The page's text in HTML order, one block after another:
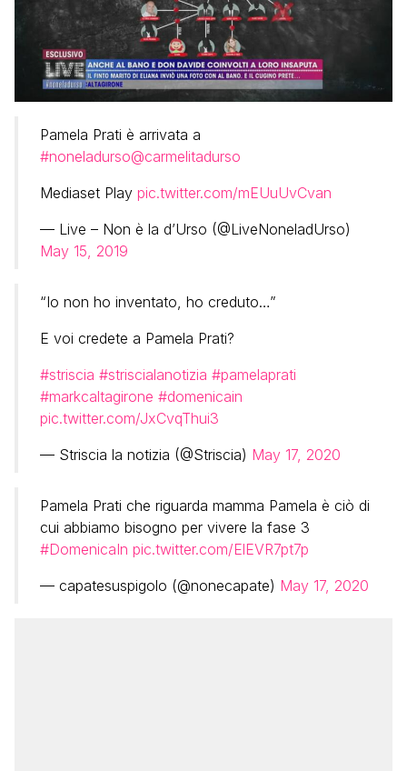
Pamela Prati è arrivata a
#noneladurso@carmelitadurso
Mediaset Play pic.twitter.com/mEUuUvCvan
— Live – Non è la d’Urso (@LiveNoneladUrso)
May 15, 2019
“Io non ho inventato, ho creduto…”
E voi credete a Pamela Prati?
#striscia #striscialanotizia #pamelaprati
#markcaltagirone #domenicain
pic.twitter.com/JxCvqThui3
— Striscia la notizia (@Striscia) May 17, 2020
Pamela Prati che riguarda mamma Pamela è ciò di
cui abbiamo bisogno per vivere la fase 3
#DomenicaIn pic.twitter.com/ElEVR7pt7p
— capatesuspigolo (@nonecapate) May 17, 2020